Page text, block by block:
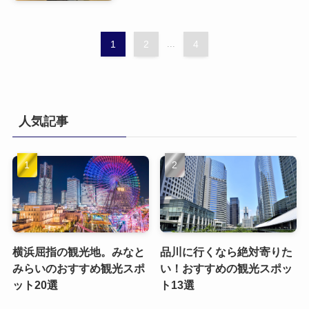
1 2 ... 4
人気記事
横浜屈指の観光地。みなと
みらいのおすすめ観光スポ
ット20選
品川に行くなら絶対寄りた
い！おすすめの観光スポッ
ト13選